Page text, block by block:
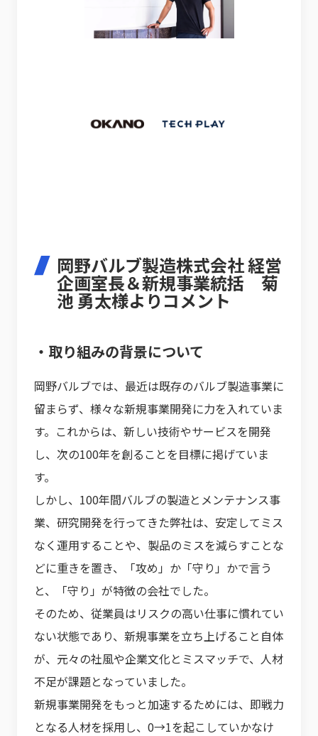
岡野バルブ製造株式会社 経営
企画室長＆新規事業統括 菊
池 勇太様よりコメント
・取り組みの背景について
岡野バルブでは、最近は既存のバルブ製造事業に
留まらず、様々な新規事業開発に力を入れていま
す。これからは、新しい技術やサービスを開発
し、次の100年を創ることを目標に掲げていま
す。
しかし、100年間バルブの製造とメンテナンス事
業、研究開発を行ってきた弊社は、安定してミス
なく運用することや、製品のミスを減らすことな
どに重きを置き、「攻め」か「守り」かで言う
と、「守り」が特徴の会社でした。
そのため、従業員はリスクの高い仕事に慣れてい
ない状態であり、新規事業を立ち上げること自体
が、元々の社風や企業文化とミスマッチで、人材
不足が課題となっていました。
新規事業開発をもっと加速するためには、即戦力
となる人材を採用し、0→1を起こしていかなけ